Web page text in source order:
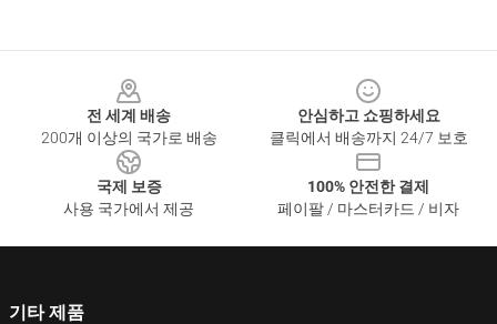
전 세계 배송
200개 이상의 국가로 배송
안심하고 쇼핑하세요
클릭에서 배송까지 24/7 보호
국제 보증
사용 국가에서 제공
100% 안전한 결제
페이팔 / 마스터카드 / 비자
기타 제품